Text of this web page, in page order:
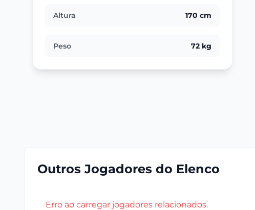
Altura 170 cm
Peso 72 kg
Outros Jogadores do Elenco
Erro ao carregar jogadores relacionados.